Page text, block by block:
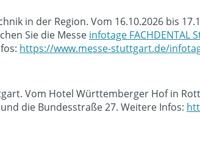
in der Region. Vom 16.10.2026 bis
Sie die Messe infotage FACHDENTAL
https://www.messe-stuttgart.de/
Vom Hotel Württemberger Hof in
die Bundesstraße 27. Weitere Infos: